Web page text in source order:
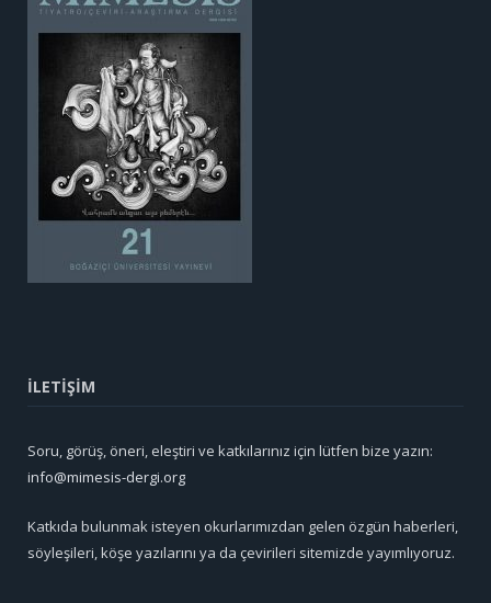
İLETİŞİM
Soru, görüş, öneri, eleştiri ve katkılarınız için lütfen bize yazın:
info@mimesis-dergi.org
Katkıda bulunmak isteyen okurlarımızdan gelen özgün haberleri,
söyleşileri, köşe yazılarını ya da çevirileri sitemizde yayımlıyoruz.